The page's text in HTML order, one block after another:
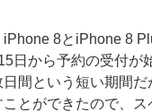
8とiPhone 8
日から予約の受付が
間という短い期間
とができたので、